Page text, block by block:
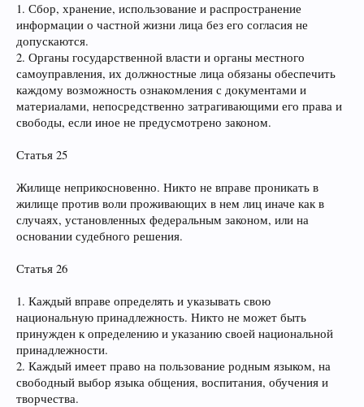
1. Сбор, хранение, использование и распространение
информации о частной жизни лица без его согласия не
допускаются.
2. Органы государственной власти и органы местного
самоуправления, их должностные лица обязаны обеспечить
каждому возможность ознакомления с документами и
материалами, непосредственно затрагивающими его права и
свободы, если иное не предусмотрено законом.
Статья 25
Жилище неприкосновенно. Никто не вправе проникать в
жилище против воли проживающих в нем лиц иначе как в
случаях, установленных федеральным законом, или на
основании судебного решения.
Статья 26
1. Каждый вправе определять и указывать свою
национальную принадлежность. Никто не может быть
принужден к определению и указанию своей национальной
принадлежности.
2. Каждый имеет право на пользование родным языком, на
свободный выбор языка общения, воспитания, обучения и
творчества.